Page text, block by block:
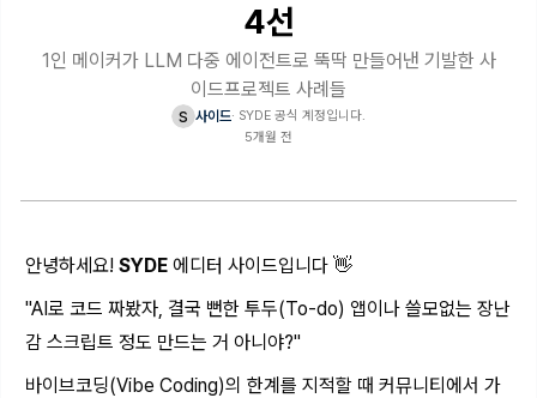
4선
1인 메이커가 LLM 다중 에이전트로 뚝딱 만들어낸 기발한 사
이드프로젝트 사례들
s 사이드· SYDE 공식 계정입니다.
5개월 전
안녕하세요! SYDE 에디터 사이드입니다 👋
"AI로 코드 짜봤자, 결국 뻔한 투두(To-do) 앱이나 쓸모없는 장난
감 스크립트 정도 만드는 거 아니야?"
바이브코딩(Vibe Coding)의 한계를 지적할 때 커뮤니티에서 가